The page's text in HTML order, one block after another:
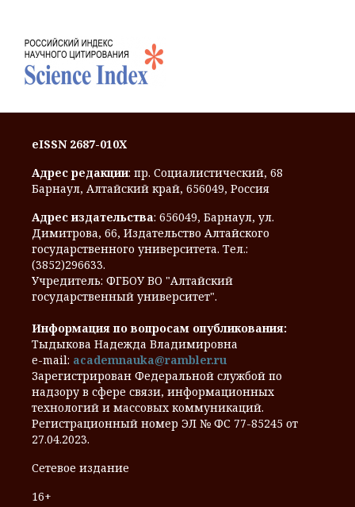
eISSN 2687-010X
Адрес редакции: пр. Социалистический, 68
Барнаул, Алтайский край, 656049, Россия
Адрес издательства: 656049, Барнаул, ул.
Димитрова, 66, Издательство Алтайского
государственного университета. Тел.:
(3852)296633.
Учредитель: ФГБОУ ВО "Алтайский
государственный университет".
Информация по вопросам опубликования:
Тыдыкова Надежда Владимировна
e-mail: academnauka@rambler.ru
Зарегистрирован Федеральной службой по
надзору в сфере связи, информационных
технологий и массовых коммуникаций.
Регистрационный номер ЭЛ № ФС 77-85245 от
27.04.2023.
Сетевое издание
16+